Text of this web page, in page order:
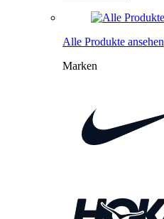
Alle Produkte ansehen
Marken